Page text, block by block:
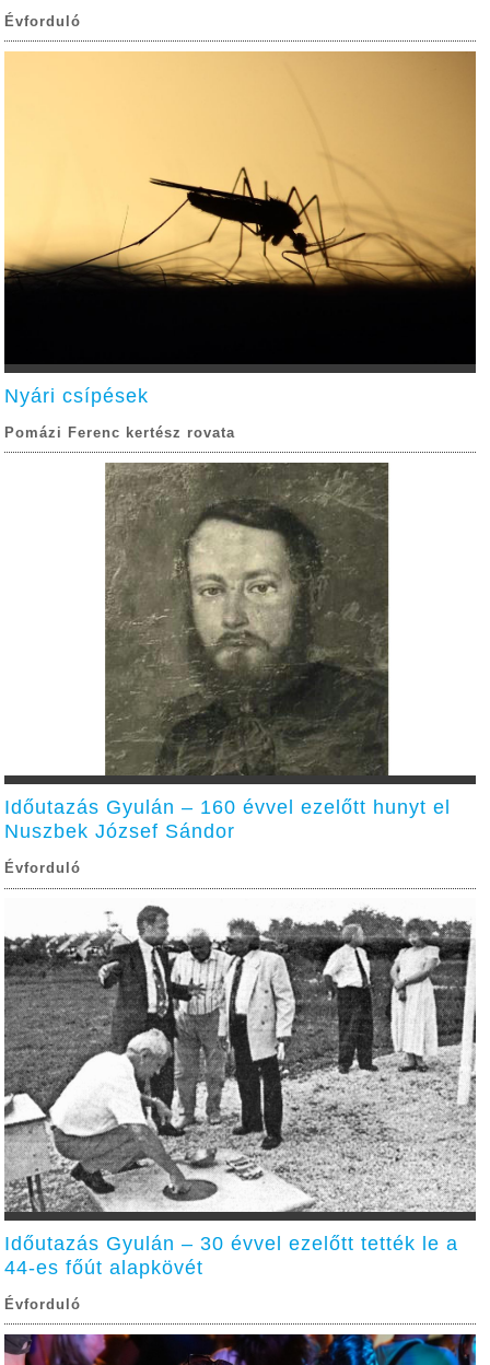
Évforduló
Nyári csípések
Pomázi Ferenc kertész rovata
Időutazás Gyulán – 160 évvel ezelőtt hunyt el
Nuszbek József Sándor
Évforduló
Időutazás Gyulán – 30 évvel ezelőtt tették le a
44-es főút alapkövét
Évforduló